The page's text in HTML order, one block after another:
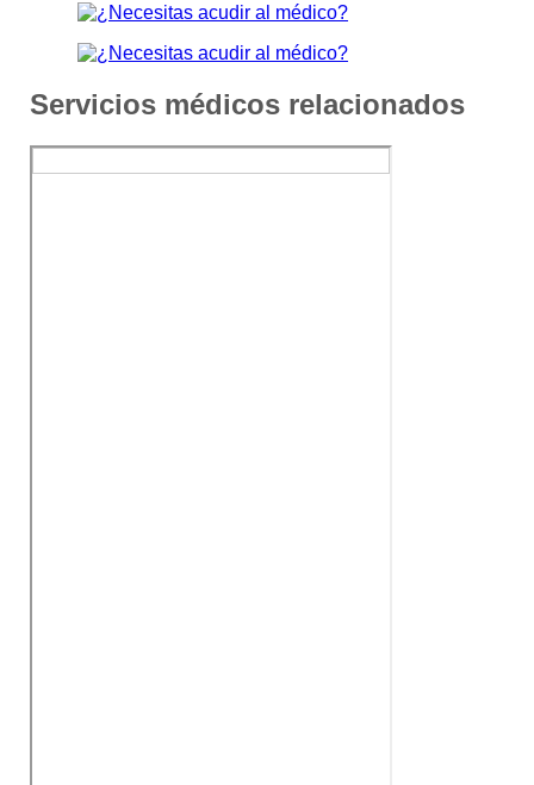
Servicios médicos relacionados